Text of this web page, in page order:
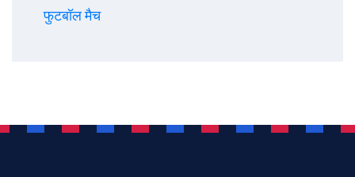
फुटबॉल मैच